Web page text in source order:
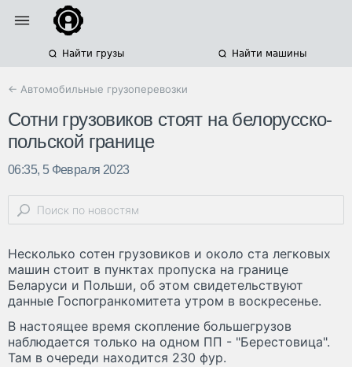
Найти грузы Найти машины
← Автомобильные грузоперевозки
Сотни грузовиков стоят на белорусско-
польской границе
06:35, 5 Февраля 2023
Несколько сотен грузовиков и около ста легковых
машин стоит в пунктах пропуска на границе
Беларуси и Польши, об этом свидетельствуют
данные Госпогранкомитета утром в воскресенье.
В настоящее время скопление большегрузов
наблюдается только на одном ПП - "Берестовица".
Там в очереди находится 230 фур.